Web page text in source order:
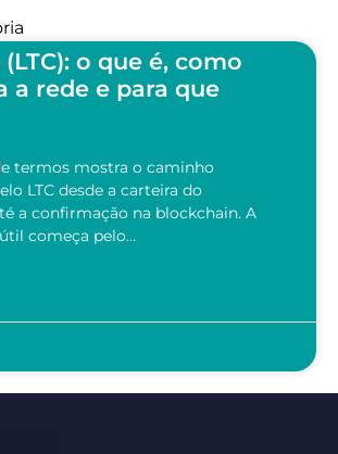
o que é, como
a rede e para que
termos mostra o caminho
LTC desde a carteira do
a confirmação na blockchain. A
começa pelo…